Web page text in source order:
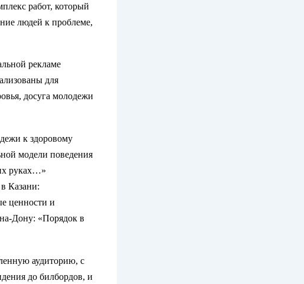
работ, который
людей к проблеме,
рекламе
для
досуга молодежи
к здоровому
модели поведения
руках…»
Казани:
ценности и
на-Дону: «Порядок в
аудиторию, с
до билбордов, и